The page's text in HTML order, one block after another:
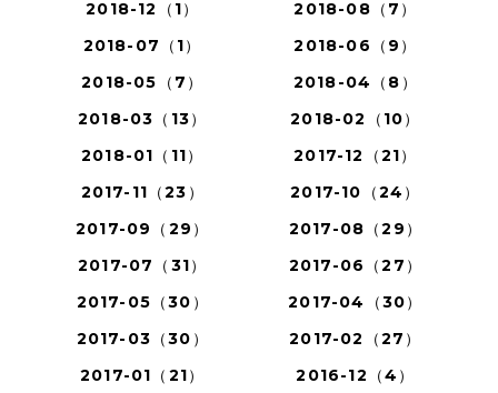
2018-12（1）
2018-08（7）
2018-07（1）
2018-06（9）
2018-05（7）
2018-04（8）
2018-03（13）
2018-02（10）
2018-01（11）
2017-12（21）
2017-11（23）
2017-10（24）
2017-09（29）
2017-08（29）
2017-07（31）
2017-06（27）
2017-05（30）
2017-04（30）
2017-03（30）
2017-02（27）
2017-01（21）
2016-12（4）